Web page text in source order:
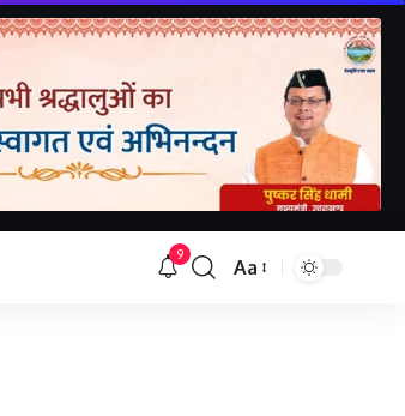
9
Font
Aa